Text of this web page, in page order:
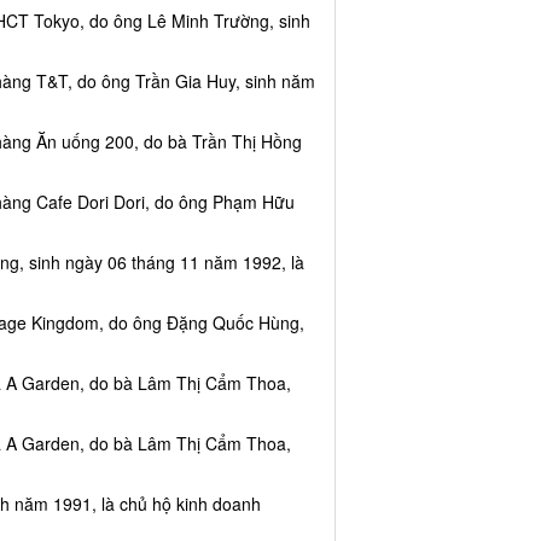
Tokyo, do ông Lê Minh Trường, sinh
T&T, do ông Trần Gia Huy, sinh năm
Ăn uống 200, do bà Trần Thị Hồng
Cafe Dori Dori, do ông Phạm Hữu
sinh ngày 06 tháng 11 năm 1992, là
Kingdom, do ông Đặng Quốc Hùng,
Garden, do bà Lâm Thị Cẩm Thoa,
Garden, do bà Lâm Thị Cẩm Thoa,
năm 1991, là chủ hộ kinh doanh